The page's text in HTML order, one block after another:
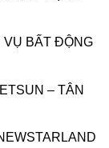
VỤ BẤT ĐỘNG
– TÂN